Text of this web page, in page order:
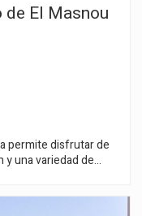
de El Masnou
permite disfrutar de
y una variedad de
Desde el